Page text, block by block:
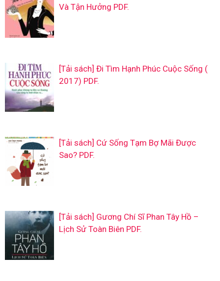
Và Tận Hưởng PDF.
[Tải sách] Đi Tìm Hạnh Phúc Cuộc Sống (
2017) PDF.
[Tải sách] Cứ Sống Tạm Bợ Mãi Được
Sao? PDF.
[Tải sách] Gương Chí Sĩ Phan Tây Hồ –
Lịch Sử Toàn Biên PDF.